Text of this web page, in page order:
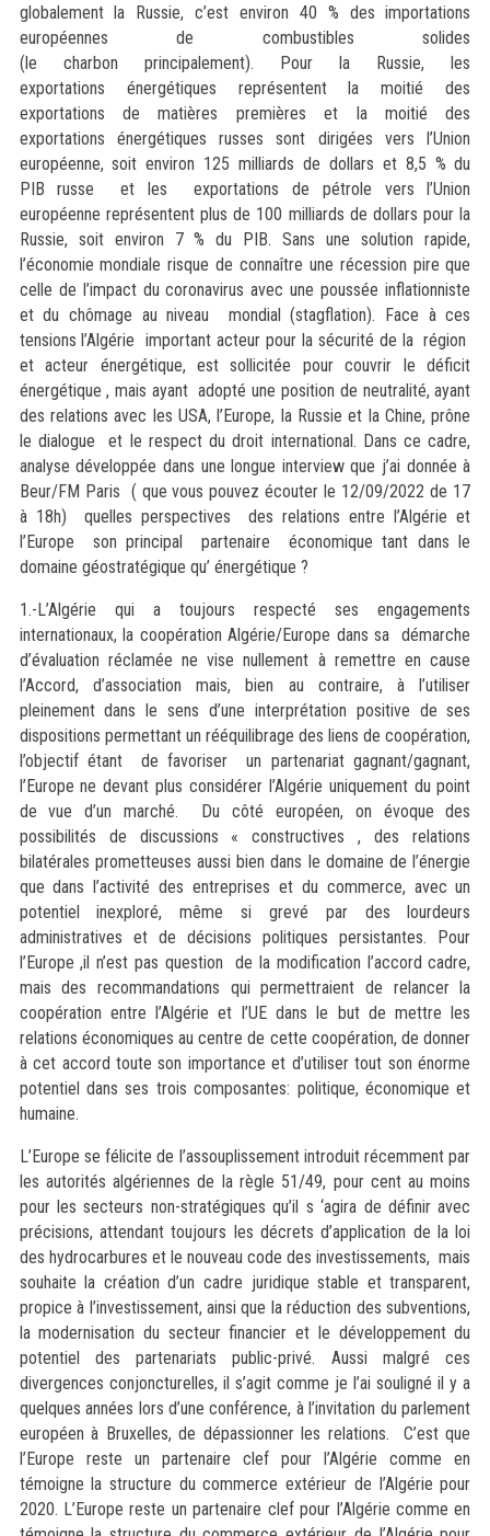
globalement la Russie, c’est environ 40 % des importations
européennes de combustibles solides
(le charbon principalement). Pour la Russie, les
exportations énergétiques représentent la moitié des
exportations de matières premières et la moitié des
exportations énergétiques russes sont dirigées vers l’Union
européenne, soit environ 125 milliards de dollars et 8,5 % du
PIB russe et les exportations de pétrole vers l’Union
européenne représentent plus de 100 milliards de dollars pour la
Russie, soit environ 7 % du PIB. Sans une solution rapide,
l’économie mondiale risque de connaître une récession pire que
celle de l’impact du coronavirus avec une poussée inflationniste
et du chômage au niveau mondial (stagflation). Face à ces
tensions l’Algérie important acteur pour la sécurité de la région
et acteur énergétique, est sollicitée pour couvrir le déficit
énergétique , mais ayant adopté une position de neutralité, ayant
des relations avec les USA, l’Europe, la Russie et la Chine, prône
le dialogue et le respect du droit international. Dans ce cadre,
analyse développée dans une longue interview que j’ai donnée à
Beur/FM Paris ( que vous pouvez écouter le 12/09/2022 de 17
à 18h) quelles perspectives des relations entre l’Algérie et
l’Europe son principal partenaire économique tant dans le
domaine géostratégique qu’ énergétique ?
1.-L’Algérie qui a toujours respecté ses engagements
internationaux, la coopération Algérie/Europe dans sa démarche
d’évaluation réclamée ne vise nullement à remettre en cause
l’Accord, d’association mais, bien au contraire, à l’utiliser
pleinement dans le sens d’une interprétation positive de ses
dispositions permettant un rééquilibrage des liens de coopération,
l’objectif étant de favoriser un partenariat gagnant/gagnant,
l’Europe ne devant plus considérer l’Algérie uniquement du point
de vue d’un marché. Du côté européen, on évoque des
possibilités de discussions « constructives , des relations
bilatérales prometteuses aussi bien dans le domaine de l’énergie
que dans l’activité des entreprises et du commerce, avec un
potentiel inexploré, même si grevé par des lourdeurs
administratives et de décisions politiques persistantes. Pour
l’Europe ,il n’est pas question de la modification l’accord cadre,
mais des recommandations qui permettraient de relancer la
coopération entre l’Algérie et l’UE dans le but de mettre les
relations économiques au centre de cette coopération, de donner
à cet accord toute son importance et d’utiliser tout son énorme
potentiel dans ses trois composantes: politique, économique et
humaine.
L’Europe se félicite de l’assouplissement introduit récemment par
les autorités algériennes de la règle 51/49, pour cent au moins
pour les secteurs non-stratégiques qu’il s ‘agira de définir avec
précisions, attendant toujours les décrets d’application de la loi
des hydrocarbures et le nouveau code des investissements, mais
souhaite la création d’un cadre juridique stable et transparent,
propice à l’investissement, ainsi que la réduction des subventions,
la modernisation du secteur financier et le développement du
potentiel des partenariats public-privé. Aussi malgré ces
divergences conjoncturelles, il s’agit comme je l’ai souligné il y a
quelques années lors d’une conférence, à l’invitation du parlement
européen à Bruxelles, de dépassionner les relations. C’est que
l’Europe reste un partenaire clef pour l’Algérie comme en
témoigne la structure du commerce extérieur de l’Algérie pour
2020. L’Europe reste un partenaire clef pour l’Algérie comme en